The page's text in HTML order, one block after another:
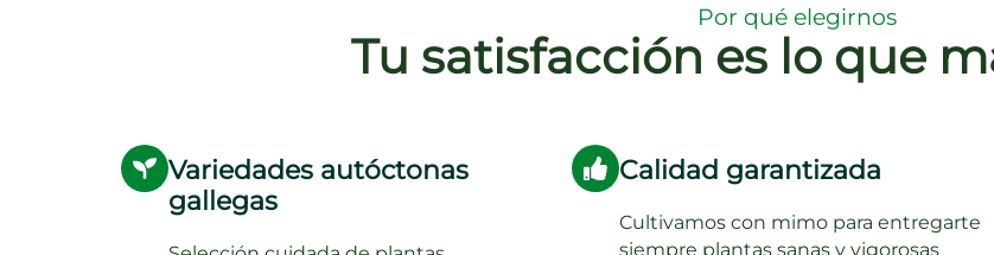
Por qué elegirnos
Tu satisfacción es lo que
Variedades autóctonas
gallegas
Calidad garantizada
Cultivamos con mimo para entregarte
siempre plantas sanas y vigorosas